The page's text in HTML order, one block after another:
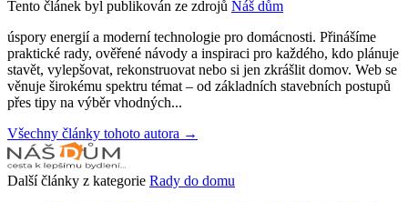
Tento článek byl publikován ze zdrojů Náš dům
úspory energií a moderní technologie pro domácnosti. Přinášíme
praktické rady, ověřené návody a inspiraci pro každého, kdo plánuje
stavět, vylepšovat, rekonstruovat nebo si jen zkrášlit domov. Web se
věnuje širokému spektru témat – od základních stavebních postupů
přes tipy na výběr vhodných...
Všechny články tohoto autora →
Další články z kategorie Rady do domu